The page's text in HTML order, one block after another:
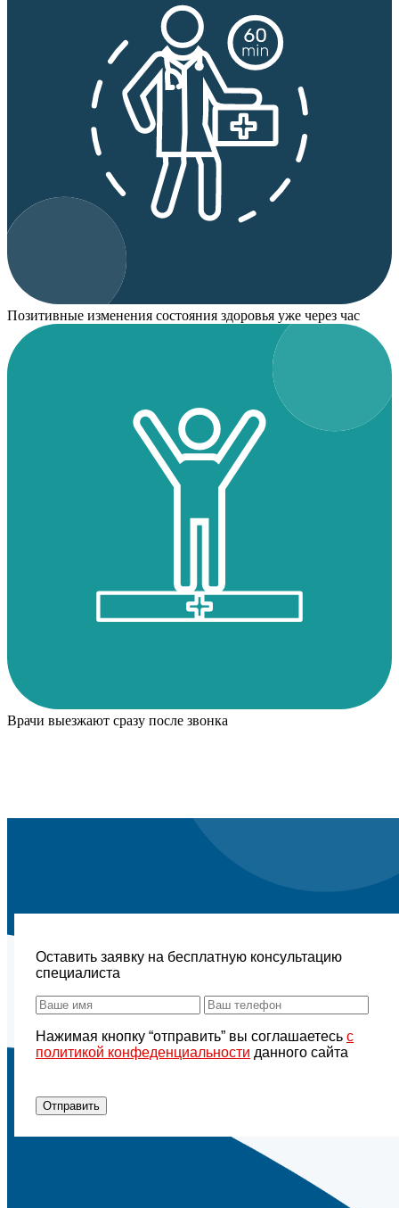
Позитивные изменения состояния здоровья уже через час
Врачи выезжают сразу после звонка
Оставить заявку на бесплатную консультацию
специалиста
Нажимая кнопку “отправить” вы соглашаетесь с
политикой конфеденциальности данного сайта
Отправить